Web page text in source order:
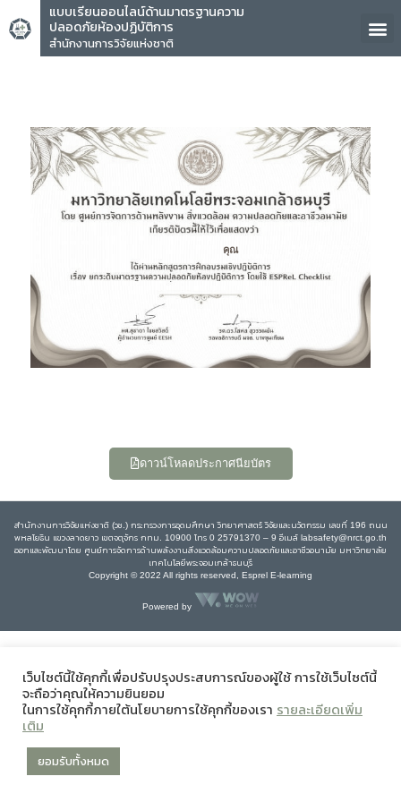
แบบเรียนออนไลน์ด้านมาตรฐานความ
ปลอดภัยห้องปฏิบัติการ
สำนักงานการวิจัยแห่งชาติ
คุณ
ดาวน์โหลดประกาศนียบัตร
สำนักงานการวิจัยแห่งชาติ (วช.) กระทรวงการอุดมศึกษา วิทยาศาสตร์ วิจัยและนวัตกรรม เลขที่ 196 ถนน
พหลโยธิน แขวงลาดยาว เขตจตุจักร กทม. 10900 โทร 0 25791370 – 9 อีเมล์ labsafety@nrct.go.th
ออกและพัฒนาโดย ศูนย์การจัดการด้านพลังงานสิ่งแวดล้อมความปลอดภัยและอาชีวอนามัย มหาวิทยาลัย
เทคโนโลยีพระจอมเกล้าธนบุรี
Copyright © 2022 All rights reserved, Esprel E-learning
Powered by
เว็บไซต์นี้ใช้คุกกี้เพื่อปรับปรุงประสบการณ์ของผู้ใช้ การใช้เว็บไซต์นี้
จะถือว่าคุณให้ความยินยอม
ในการใช้คุกกี้ภายใต้นโยบายการใช้คุกกี้ของเรา รายละเอียดเพิ่ม
เติม
ยอมรับทั้งหมด